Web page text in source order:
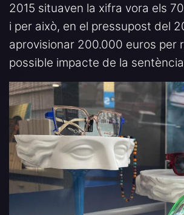
2015 situaven la xifra vora els
i per això, en el pressupost del
aprovisionar 200.000 euros per
possible impacte de la